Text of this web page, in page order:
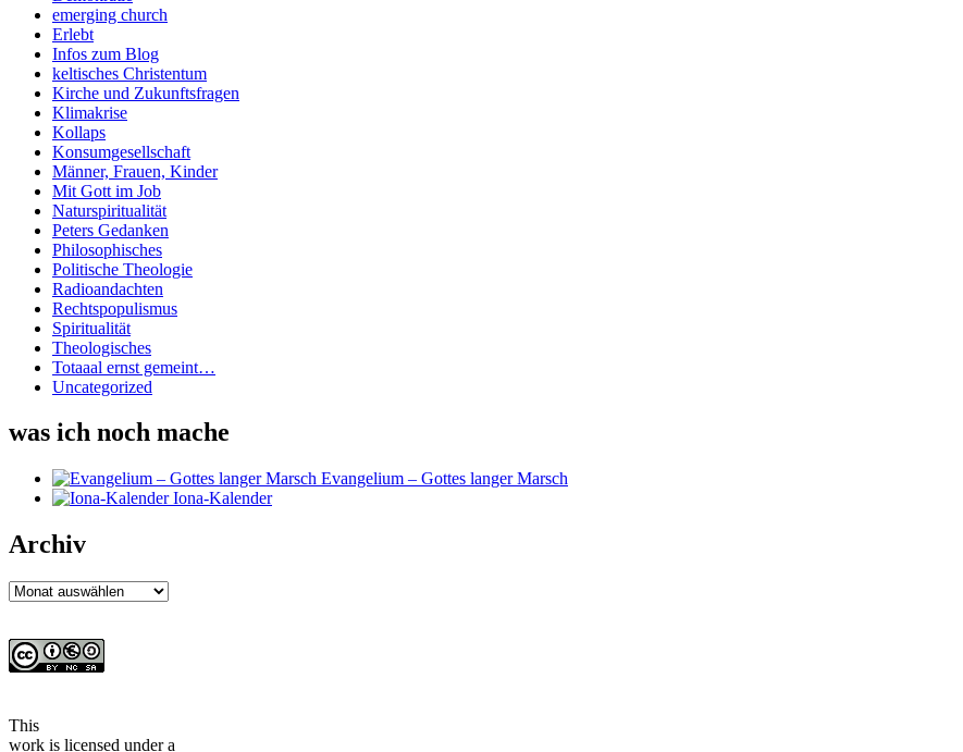
emerging church
Erlebt
Infos zum Blog
keltisches Christentum
Kirche und Zukunftsfragen
Klimakrise
Kollaps
Konsumgesellschaft
Männer, Frauen, Kinder
Mit Gott im Job
Naturspiritualität
Peters Gedanken
Philosophisches
Politische Theologie
Radioandachten
Rechtspopulismus
Spiritualität
Theologisches
Totaaal ernst gemeint…
Uncategorized
was ich noch mache
Evangelium – Gottes langer Marsch
Iona-Kalender
Archiv
Archiv
This
work is licensed under a